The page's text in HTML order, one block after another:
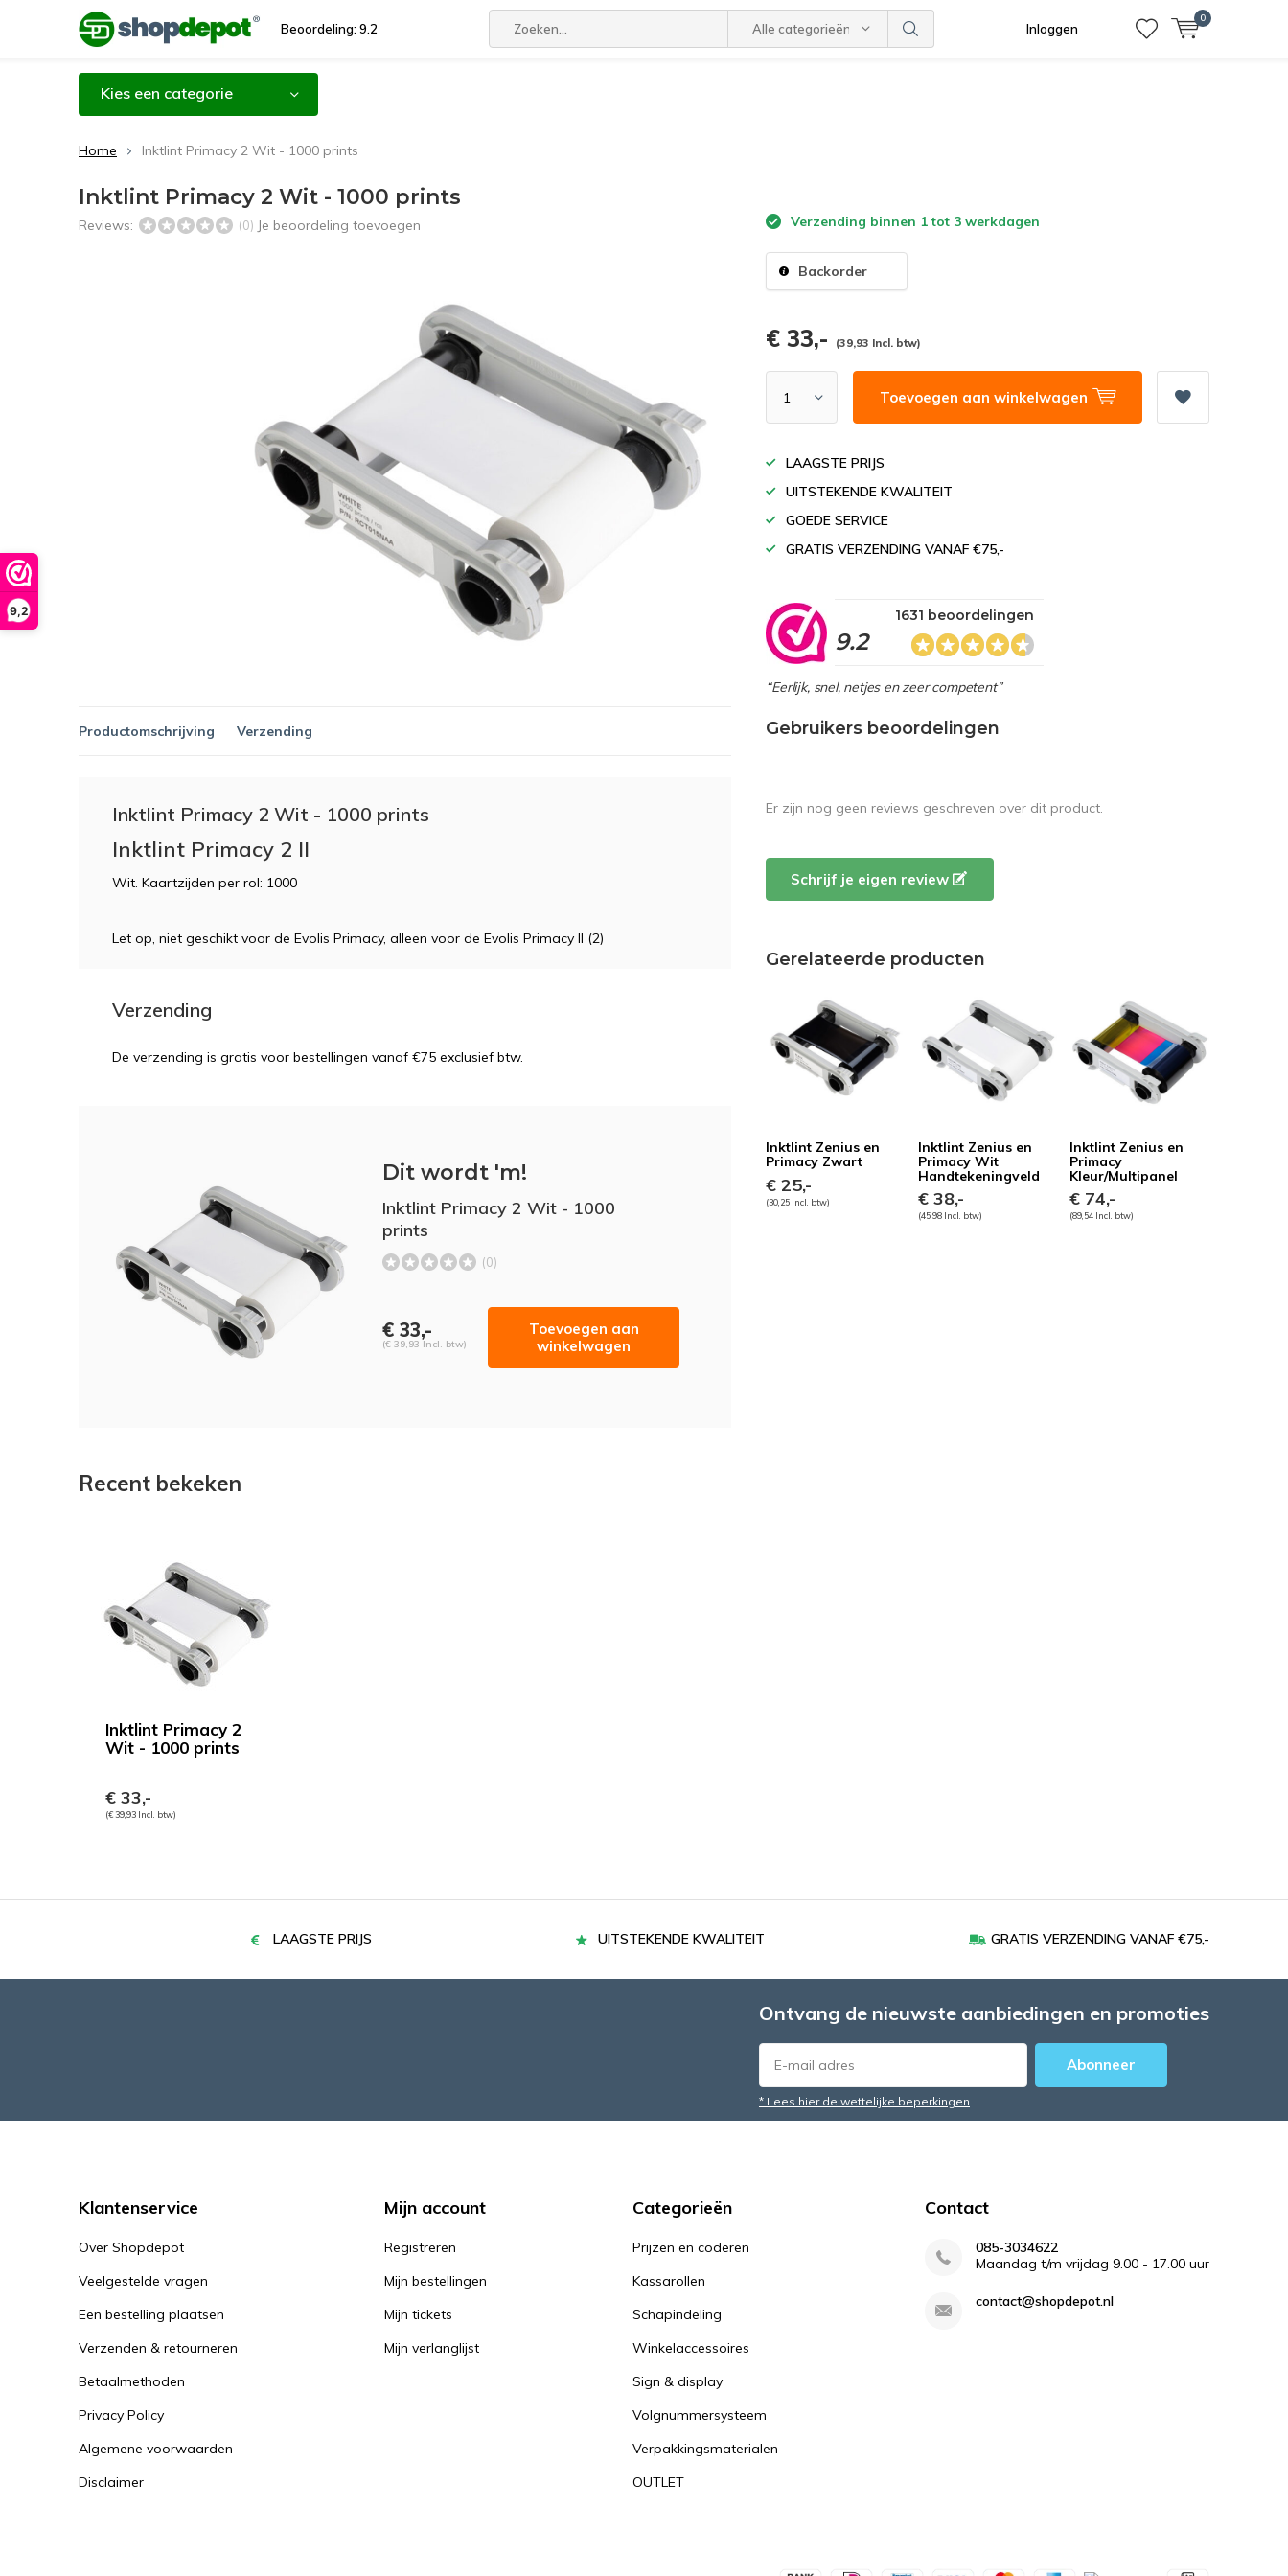
9,2
Beoordeling: 9.2 Alle categorieën Inloggen
0
Kies een categorie
Home Inktlint Primacy 2 Wit - 1000 prints
Inktlint Primacy 2 Wit - 1000 prints
Reviews: (0) Je beoordeling toevoegen Verzending binnen 1 tot 3 werkdagen
Backorder
€ 33,- (39,93 Incl. btw)
Toevoegen aan winkelwagen
LAAGSTE PRIJS
UITSTEKENDE KWALITEIT
GOEDE SERVICE
GRATIS VERZENDING VANAF €75,-
9.2
1631 beoordelingen
“Eerlijk, snel, netjes en zeer competent”
Productomschrijving Verzending
Inktlint Primacy 2 Wit - 1000 prints
Inktlint Primacy 2 II
Wit. Kaartzijden per rol: 1000
Let op, niet geschikt voor de Evolis Primacy, alleen voor de Evolis Primacy II (2)
Verzending
De verzending is gratis voor bestellingen vanaf €75 exclusief btw.
Dit wordt 'm!
Inktlint Primacy 2 Wit - 1000
prints
(0)
€ 33,-
(€ 39,93 Incl. btw)
Toevoegen aan
winkelwagen
Gebruikers beoordelingen
Er zijn nog geen reviews geschreven over dit product.
Schrijf je eigen review
Gerelateerde producten
Inktlint Zenius en
Primacy Zwart
€ 25,-
(30,25 Incl. btw)
Inktlint Zenius en
Primacy Wit
Handtekeningveld
€ 38,-
(45,98 Incl. btw)
Inktlint Zenius en
Primacy
Kleur/Multipanel
€ 74,-
(89,54 Incl. btw)
Recent bekeken
Inktlint Primacy 2
Wit - 1000 prints
€ 33,-
(€ 39,93 Incl. btw)
LAAGSTE PRIJS UITSTEKENDE KWALITEIT GRATIS VERZENDING VANAF €75,-
Ontvang de nieuwste aanbiedingen en promoties
Abonneer
* Lees hier de wettelijke beperkingen
Klantenservice
Over Shopdepot
Veelgestelde vragen
Een bestelling plaatsen
Verzenden & retourneren
Betaalmethoden
Privacy Policy
Algemene voorwaarden
Disclaimer
Mijn account
Registreren
Mijn bestellingen
Mijn tickets
Mijn verlanglijst
Categorieën
Prijzen en coderen
Kassarollen
Schapindeling
Winkelaccessoires
Sign & display
Volgnummersysteem
Verpakkingsmaterialen
OUTLET
Contact
085-3034622
Maandag t/m vrijdag 9.00 - 17.00 uur
contact@shopdepot.nl